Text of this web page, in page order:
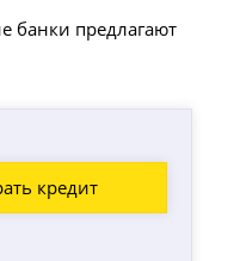
банки предлагают
кредит